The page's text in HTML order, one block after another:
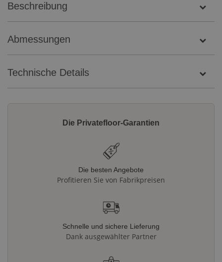
Beschreibung
Abmessungen
Technische Details
Die Privatefloor-Garantien
Die besten Angebote
Profitieren Sie von Fabrikpreisen
Schnelle und sichere Lieferung
Dank ausgewählter Partner